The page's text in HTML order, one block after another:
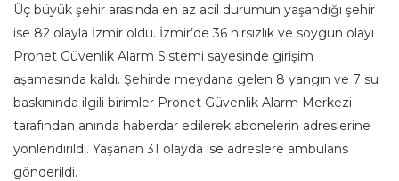
Üç büyük şehir arasında en az acil durumun yaşandığı şehir
ise 82 olayla İzmir oldu. İzmir’de 36 hırsızlık ve soygun olayı
Pronet Güvenlik Alarm Sistemi sayesinde girişim
aşamasında kaldı. Şehirde meydana gelen 8 yangın ve 7 su
baskınında ilgili birimler Pronet Güvenlik Alarm Merkezi
tarafından anında haberdar edilerek abonelerin adreslerine
yönlendirildi. Yaşanan 31 olayda ise adreslere ambulans
gönderildi.